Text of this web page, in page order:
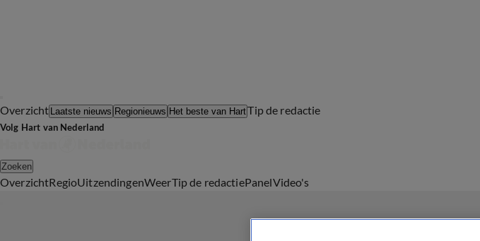
Overzicht Laatste nieuws Regionieuws Het beste van HartTip de redactie
Volg Hart van Nederland
Zoeken
OverzichtRegioUitzendingenWeerTip de redactiePanelVideo's